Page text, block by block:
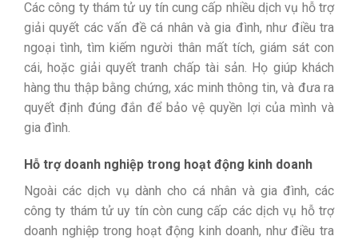
Các công ty thám tử uy tín cung cấp nhiều dịch vụ hỗ trợ
giải quyết các vấn đề cá nhân và gia đình, như điều tra
ngoại tình, tìm kiếm người thân mất tích, giám sát con
cái, hoặc giải quyết tranh chấp tài sản. Họ giúp khách
hàng thu thập bằng chứng, xác minh thông tin, và đưa ra
quyết định đúng đắn để bảo vệ quyền lợi của mình và
gia đình.
Hỗ trợ doanh nghiệp trong hoạt động kinh doanh
Ngoài các dịch vụ dành cho cá nhân và gia đình, các
công ty thám tử uy tín còn cung cấp các dịch vụ hỗ trợ
doanh nghiệp trong hoạt động kinh doanh, như điều tra